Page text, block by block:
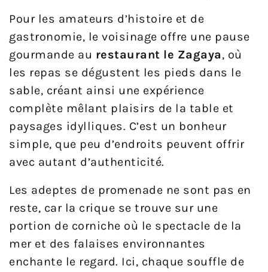
Pour les amateurs d’histoire et de
gastronomie, le voisinage offre une pause
gourmande au restaurant le Zagaya, où
les repas se dégustent les pieds dans le
sable, créant ainsi une expérience
complète mêlant plaisirs de la table et
paysages idylliques. C’est un bonheur
simple, que peu d’endroits peuvent offrir
avec autant d’authenticité.
Les adeptes de promenade ne sont pas en
reste, car la crique se trouve sur une
portion de corniche où le spectacle de la
mer et des falaises environnantes
enchante le regard. Ici, chaque souffle de